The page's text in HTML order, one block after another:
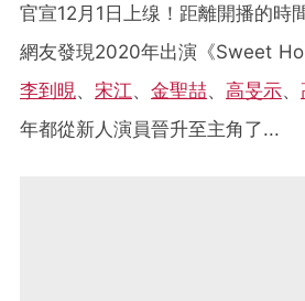
官宣12月1日上缐！距離開播的時
網友發現2020年出演《Sweet
李到晛、 宋江、 金聖喆、 高旻示、
年都從新人演員晉升至主角了...